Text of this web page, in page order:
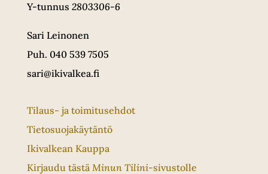
Y-tunnus 2803306-6
Sari Leinonen
Puh. 040 539 7505
sari@ikivalkea.fi
Tilaus- ja toimitusehdot
Tietosuojakäytäntö
Ikivalkean Kauppa
Kirjaudu tästä Minun Tilini-sivustolle